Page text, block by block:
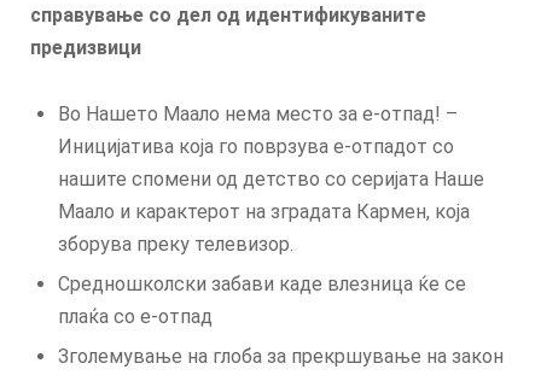
справување со дел од идентификуваните
предизвици
Во Нашето Маало нема место за е-отпад! –
Иницијатива која го поврзува е-отпадот со
нашите спомени од детство со серијата Наше
Маало и карактерот на зградата Кармен, која
зборува преку телевизор.
Средношколски забави каде влезница ќе се
плаќа со е-отпад
Зголемување на глоба за прекршување на закон